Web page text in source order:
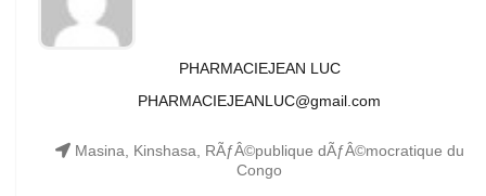
PHARMACIEJEAN LUC
PHARMACIEJEANLUC@gmail.com
Masina, Kinshasa, RÃƒÂ©publique dÃƒÂ©mocratique du
Congo